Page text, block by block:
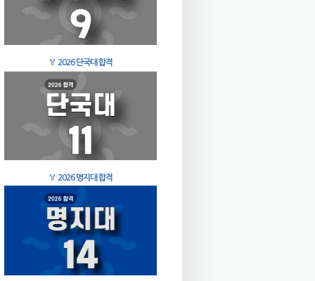
🏅 2026 단국대 합격
🏅 2026 명지대 합격